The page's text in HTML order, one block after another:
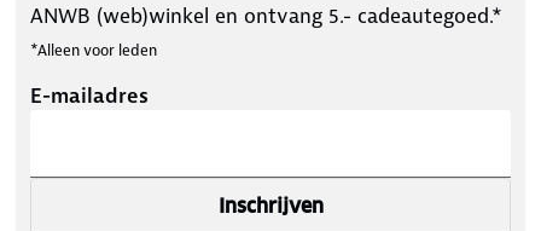
ANWB (web)winkel en ontvang 5.- cadeautegoed.*
*Alleen voor leden
E-mailadres
Inschrijven